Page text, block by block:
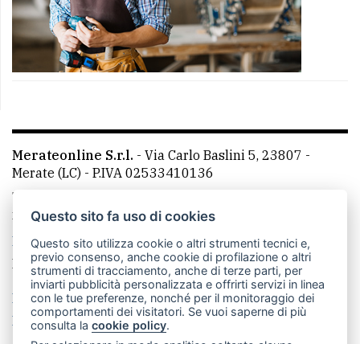
Merateonline S.r.l. - Via Carlo Baslini 5, 23807 -
Merate (LC) - P.IVA 02533410136
Telefono:
mail: redazione@merateonline.it
La redazione
CasateOnline LeccoOnline
RSS
Made by VIP
Privacy policy
Cookie policy
Rivedi le tue scelte sui cookie
Questo sito fa uso di cookies
Questo sito utilizza cookie o altri strumenti tecnici e,
previo consenso, anche cookie di profilazione o altri
strumenti di tracciamento, anche di terze parti, per
inviarti pubblicità personalizzata e offrirti servizi in linea
con le tue preferenze, nonché per il monitoraggio dei
comportamenti dei visitatori. Se vuoi saperne di più
consulta lacookie policy.